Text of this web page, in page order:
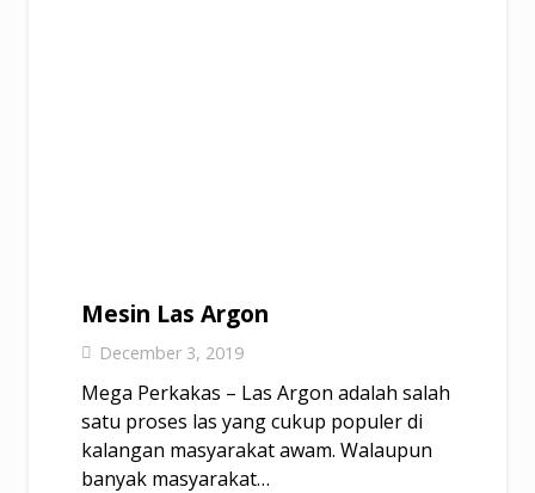
Mesin Las Argon
December 3, 2019
Mega Perkakas – Las Argon adalah salah
satu proses las yang cukup populer di
kalangan masyarakat awam. Walaupun
banyak masyarakat…